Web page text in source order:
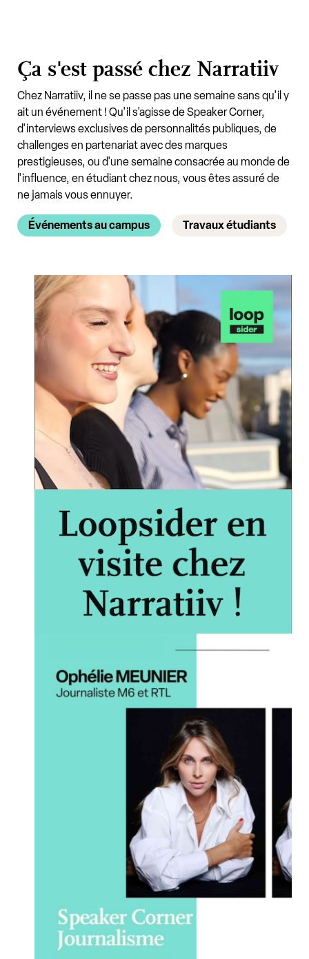
Ça s'est passé chez Narratiiv
Chez Narratiiv, il ne se passe pas une semaine sans qu'il y
ait un événement ! Qu'il s'agisse de Speaker Corner,
d'interviews exclusives de personnalités publiques, de
challenges en partenariat avec des marques
prestigieuses, ou d'une semaine consacrée au monde de
l'influence, en étudiant chez nous, vous êtes assuré de
ne jamais vous ennuyer.
Événements au campus Travaux étudiants